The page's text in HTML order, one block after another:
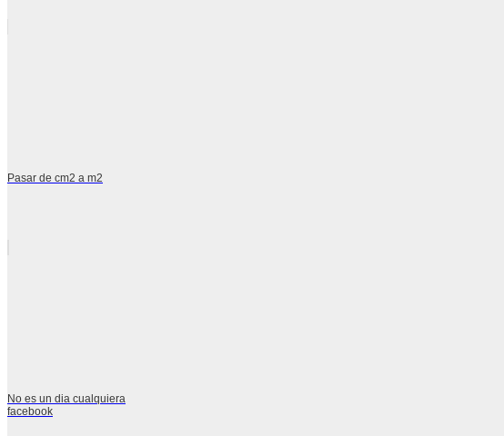
Pasar de cm2 a m2
No es un dia cualquiera
facebook